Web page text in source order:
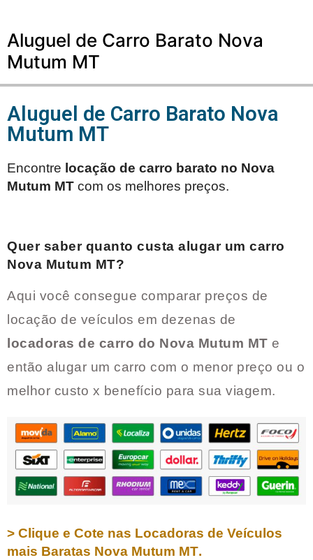
Aluguel de Carro Barato Nova
Mutum MT
Aluguel de Carro Barato Nova
Mutum MT
Encontre locação de carro barato no Nova
Mutum MT com os melhores preços.
Quer saber quanto custa alugar um carro
Nova Mutum MT?
Aqui você consegue comparar preços de
locação de veículos em dezenas de
locadoras de carro do Nova Mutum MT e
então alugar um carro com o menor preço ou o
melhor custo x benefício para sua viagem.
> Clique e Cote nas Locadoras de Veículos
mais Baratas Nova Mutum MT.